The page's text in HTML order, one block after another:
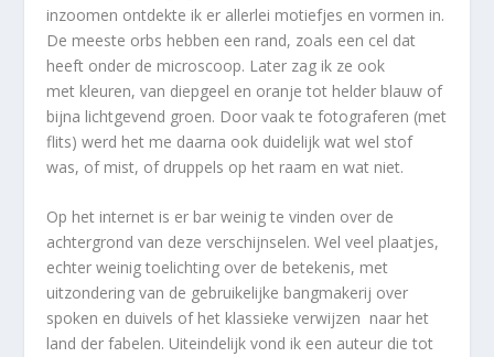
inzoomen ontdekte ik er allerlei motiefjes en vormen in.
De meeste orbs hebben een rand, zoals een cel dat
heeft onder de microscoop. Later zag ik ze ook
met kleuren, van diepgeel en oranje tot helder blauw of
bijna lichtgevend groen. Door vaak te fotograferen (met
flits) werd het me daarna ook duidelijk wat wel stof
was, of mist, of druppels op het raam en wat niet.
Op het internet is er bar weinig te vinden over de
achtergrond van deze verschijnselen. Wel veel plaatjes,
echter weinig toelichting over de betekenis, met
uitzondering van de gebruikelijke bangmakerij over
spoken en duivels of het klassieke verwijzen naar het
land der fabelen. Uiteindelijk vond ik een auteur die tot